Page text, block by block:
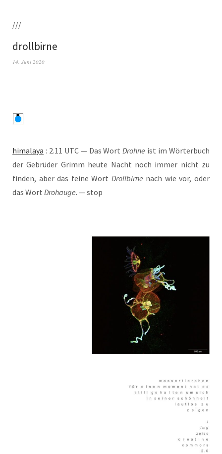
///
drollbirne
14. Juni 2020
hima­la­ya : 2.11 UTC — Das WortDroh­ne ist im Wör­ter­buch
der Gebrü­der Grimm heu­te Nacht noch immer nicht zu
fin­den, aber das fei­ne Wort Droll­bir­ne nach wie vor, oder
das Wort Droh­au­ge. — stop